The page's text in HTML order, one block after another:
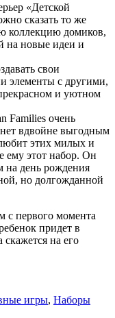
«Детской
сказать то же
коллекцию домиков,
на новые идеи и
свои
элементы с другими,
и уютном
Families очень
вдвойне выгодным
этих милых и
ему этот набор. Он
на день рождения
но долгожданной
с первого момента
придет в
скажется на его
игры, Наборы